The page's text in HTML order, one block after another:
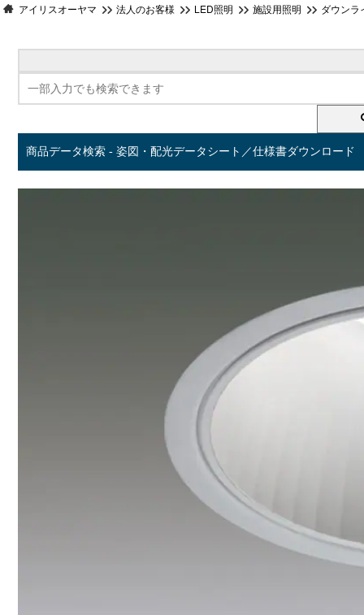
アイリスオーヤマ 法人のお客様 LED照明 施設用照明 ダウンラ
商品データ検索 - 姿図・配光データシート／仕様書ダウンロード